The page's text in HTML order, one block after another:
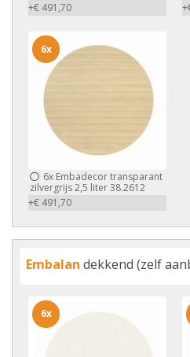
+€ 491,70
6x Embadecor transparant
zilvergrijs 2,5 liter 38.2612
+€ 491,70
6x
Embalan dekkend (zelf
6x